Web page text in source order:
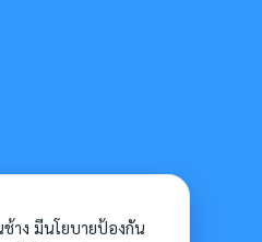
าง มีนโยบายป้องกัน